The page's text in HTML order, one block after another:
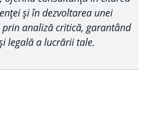
și în dezvoltarea unei
prin analiză critică, garantând
legală a lucrării tale.